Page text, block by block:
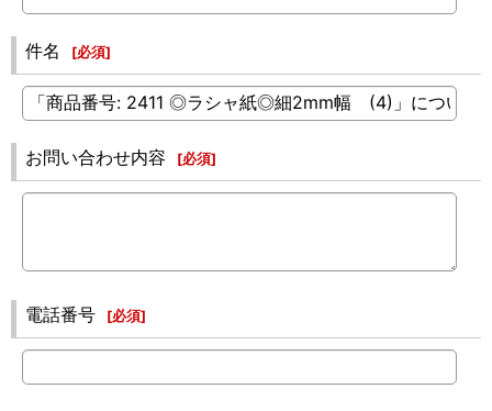
件名 [必須]
お問い合わせ内容 [必須]
電話番号 [必須]